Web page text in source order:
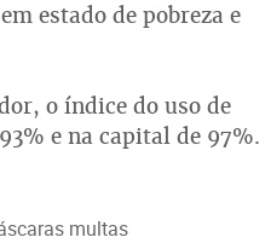
estado de pobreza e
o índice do uso de
e na capital de 97%.
multas